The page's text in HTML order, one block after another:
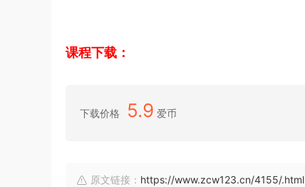
课程下载：
下载价格 5.9 爱币
原文链接： https://www.zcw123.cn/4155/.html